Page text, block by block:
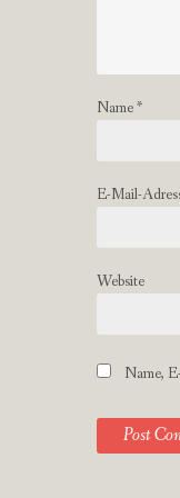
Name*
E-Mail-
Website
Name,